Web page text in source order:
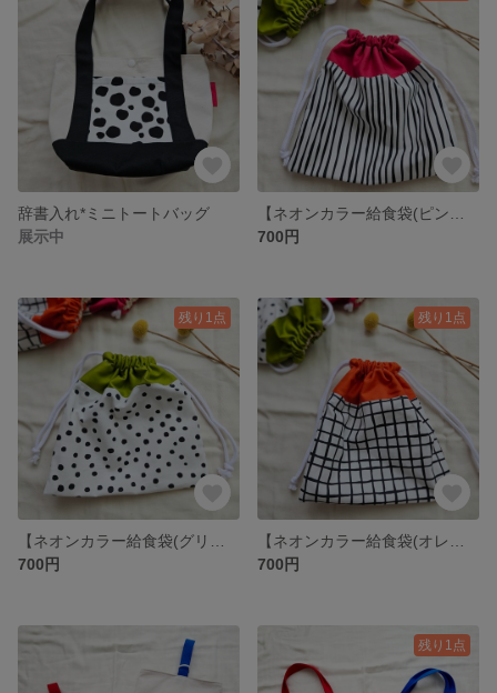
辞書入れ*ミニトートバッグ
展示中
700円
残り1点
700円
残り1点
700円
残り1点